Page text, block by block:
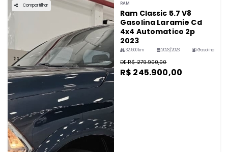
Compartilhar RAM
Ram Classic 5.7 V8
Gasolina Laramie Cd
4x4 Automatico 2p
2023
32,500 km 2023/2023 Gasolina
DE R$ 279.900,00
R$ 245.900,00